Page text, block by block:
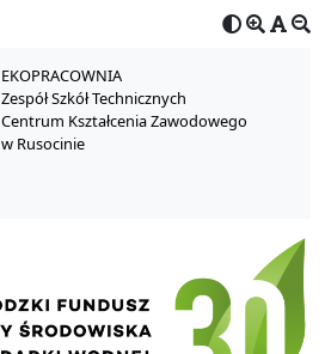
EKOPRACOWNIA
Zespół Szkół Technicznych
Centrum Kształcenia Zawodowego
w Rusocinie